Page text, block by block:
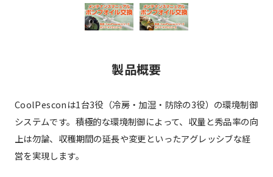
製品概要
CoolPesconは1台3役（冷房・加湿・防除の3役）の環境制御
システムです。積極的な環境制御によって、収量と秀品率の向
上は勿論、収穫期間の延長や変更といったアグレッシブな経
営を実現します。